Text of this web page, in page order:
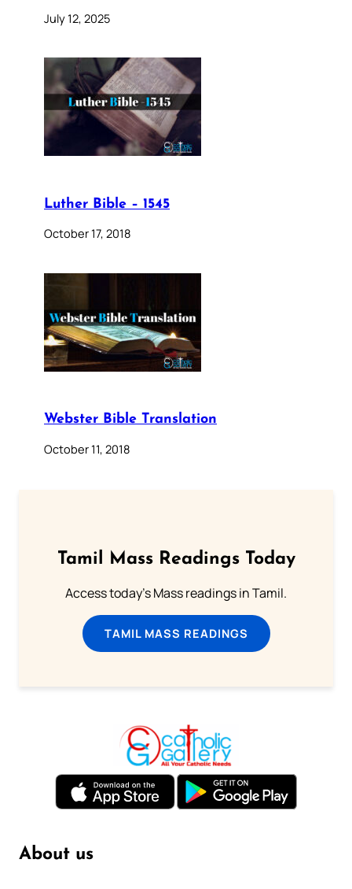
July 12, 2025
Luther Bible – 1545
October 17, 2018
Webster Bible Translation
October 11, 2018
Tamil Mass Readings Today
Access today's Mass readings in Tamil.
TAMIL MASS READINGS
About us